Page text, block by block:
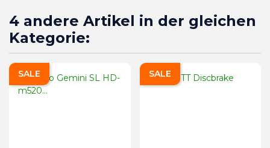
4 andere Artikel in der gleichen
Kategorie:
SALE SALE